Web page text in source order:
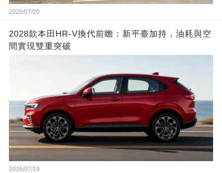
2026/07/20
2028款本田HR-V換代前瞻：新平臺加持，油耗與空
間實現雙重突破
2026/07/19